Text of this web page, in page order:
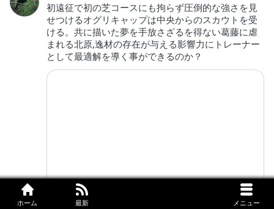
ホーム 最新 メニュー
初遠征で初の芝コースにも拘らず圧倒的な強さを見
せつけるオグリキャップは中央からのスカウトを受
ける。共に描いた夢を手放さざるを得ない葛藤に虐
まれる北原,逸材の存在が与える影響力にトレーナー
として最適解を導く事ができるのか？